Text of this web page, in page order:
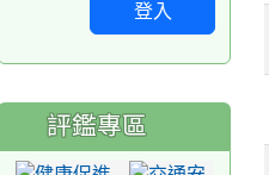
登入
評鑑專區